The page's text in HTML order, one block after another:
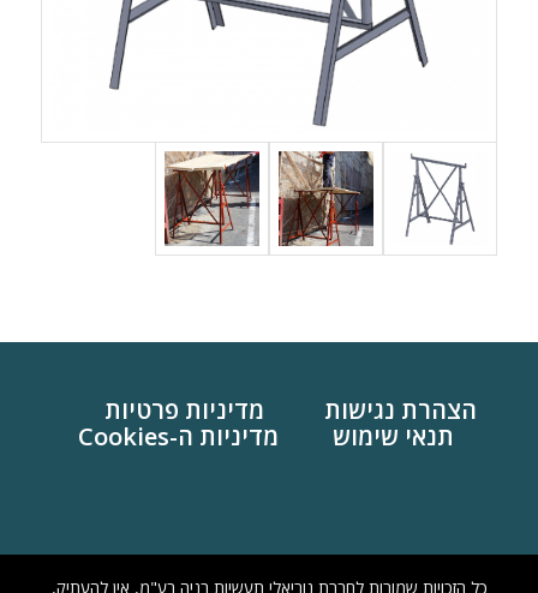
הצהרת נגישות
מדיניות פרטיות
תנאי שימוש
מדיניות ה-Cookies
כל הזכויות שמורות לחברת נוריאלי תעשיות בניה בע"מ, אין להעתיק,